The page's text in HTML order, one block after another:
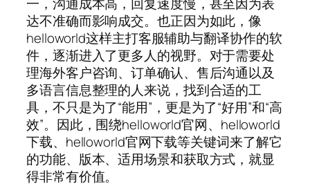
达不准确而影响成交。也正因为如此，像
helloworld这样主打客服辅助与翻译协作的软
件，逐渐进入了更多人的视野。对于需要处
理海外客户咨询、订单确认、售后沟通以及
多语言信息整理的人来说，找到合适的工
具，不只是为了“能用”，更是为了“好用”和“高
效”。因此，围绕helloworld官网、helloworld
下载、helloworld官网下载等关键词来了解它
的功能、版本、适用场景和获取方式，就显
得非常有价值。